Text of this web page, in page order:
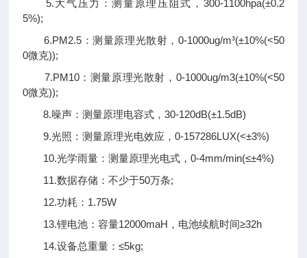
5.大气压力：测量原理压阻式，300-1100hpa(±0.2
5%);
6.PM2.5：测量原理光散射，0-1000ug/m³(±10%(<50
0微克));
7.PM10：测量原理光散射，0-1000ug/m3(±10%(<50
0微克));
8.噪声：测量原理电容式，30-120dB(±1.5dB)
9.光照：测量原理光电效应，0-157286LUX(<±3%)
10.光学雨量：测量原理光电式，0-4mm/min(≤±4%)
11.数据存储：不少于50万条;
12.功耗：1.75W
13.锂电池：容量12000maH，电池续航时间≥32h
14.设备总重量：≤5kg;